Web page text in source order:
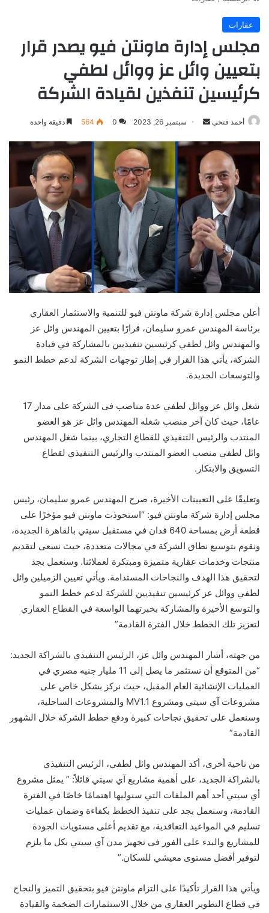
عقارات
مجلس إدارة ماونتن فيو يصدر قرار
بتعيين وائل عز ووائل لطفي
كرئيسين تنفذين لقيادة الشركة
أحمد فتحي
أرسل سبتمبر 26, 2023 0
564 دقيقة واحدة
أعلن مجلس إدارة شركة ماونتن فيو للتنمية والاستثمار العقاري
برئاسة المهندس عمرو سليمان، قرارًا بتعيين المهندس وائل عز
والمهندس وائل لطفي كرئيسين تنفيذيين بالمشاركة في قيادة
الشركة، يأتي هذا القرار في إطار توجهات الشركة لدعم خطط النمو
والتوسعات الجديدة.
شغل وائل عز ووائل لطفي عدة مناصب فى الشركة على مدار 17
عامًا، حيث كان آخر منصب شغله المهندس وائل عز هو العضو
المنتدب والرئيس التنفيذي للقطاع التجاري، بينما شغل المهندس
وائل لطفي منصب العضو المنتدب والرئيس التنفيذي لقطاع
التسويق والابتكار.
وتعليقًا على التعيينات الأخيرة، صرح المهندس عمرو سليمان، رئيس
مجلس إدارة شركة ماونتن فيو: “استحوذت ماونتن فيو مؤخرًا على
قطعة أرض بمساحة 640 فدان في مستقبل سيتي بالقاهرة الجديدة،
ونقوم بتوسيع نطاق الشركة في مجالات متعددة، حيث نسعى لتقديم
منتجات وخدمات عقارية متميزة ومبتكرة لعملائنا. وسنعمل بجد
لتحقيق هذا الهدف والنجاحات المستدامة. ويأتي تعيين الزميلين وائل
لطفي ووائل عز كرئيسين تنفيذيين للشركة لدعم خطط النمو
والتوسع الأخيرة والمشاركة بخبرتهما الواسعة في القطاع العقاري
لتعزيز تلك الخطط خلال الفترة القادمة”
من جهته، أشار المهندس وائل عز، الرئيس التنفيذي بالشراكة الجديد:
“من المتوقع أن نستثمر ما يصل إلى 11 مليار جنيه مصري في
العمليات الإنشائية العام المقبل، حيث نركز بشكل خاص على
مشروعات آي سيتي ومشروع MV1.1 والمشروعات الساحلية،
وسنعمل على تحقيق نجاحات كبيرة ودفع خطط الشركة خلال الشهور
القادمة”
من ناحية أخرى، أكد المهندس وائل لطفي، الرئيس التنفيذي
بالشراكة الجديد، على أهمية مشاريع آي سيتي قائلاً: ” يمثل مشروع
أي سيتي أحد أهم الملفات التي سنوليها اهتمامًا خاصًا في الفترة
القادمة، وسنعمل بجد على تنفيذ الخطط بكفاءة وضمان عمليات
تسليم في المواعيد التعاقدية، مع تقديم أعلى مستويات الجودة
للمشاريع والبدء على الفور فى تجهيز مدن آي سيتي بكل ما يلزم
لتوفير أفضل مستوى معيشي للسكان.”
ويأتي هذا القرار تأكيدًا على التزام ماونتن فيو بتحقيق التميز والنجاح
في قطاع التطوير العقاري من خلال الاستثمارات الضخمة والقيادة